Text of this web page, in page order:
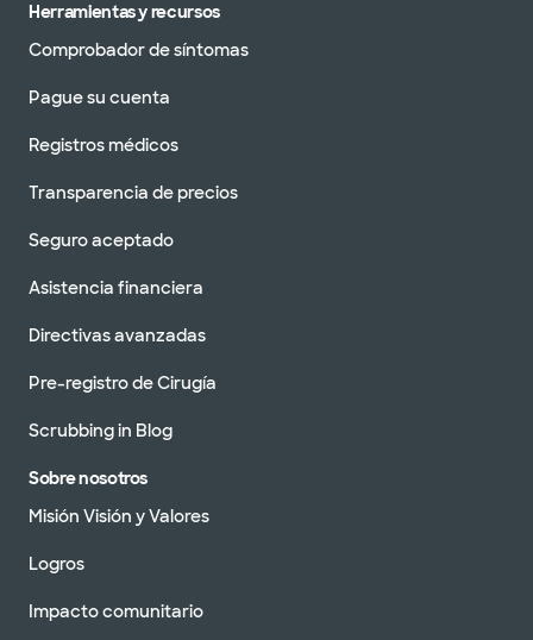
Herramientas y recursos
Comprobador de síntomas
Pague su cuenta
Registros médicos
Transparencia de precios
Seguro aceptado
Asistencia financiera
Directivas avanzadas
Pre-registro de Cirugía
Scrubbing in Blog
Sobre nosotros
Misión Visión y Valores
Logros
Impacto comunitario